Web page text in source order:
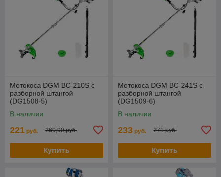
Мотокоса DGM BC-210S с
разборной штангой
(DG1508-5)
В наличии
221 руб. 260,90 руб.
Купить
Мотокоса DGM BC-241S с
разборной штангой
(DG1509-6)
В наличии
233 руб. 271 руб.
Купить